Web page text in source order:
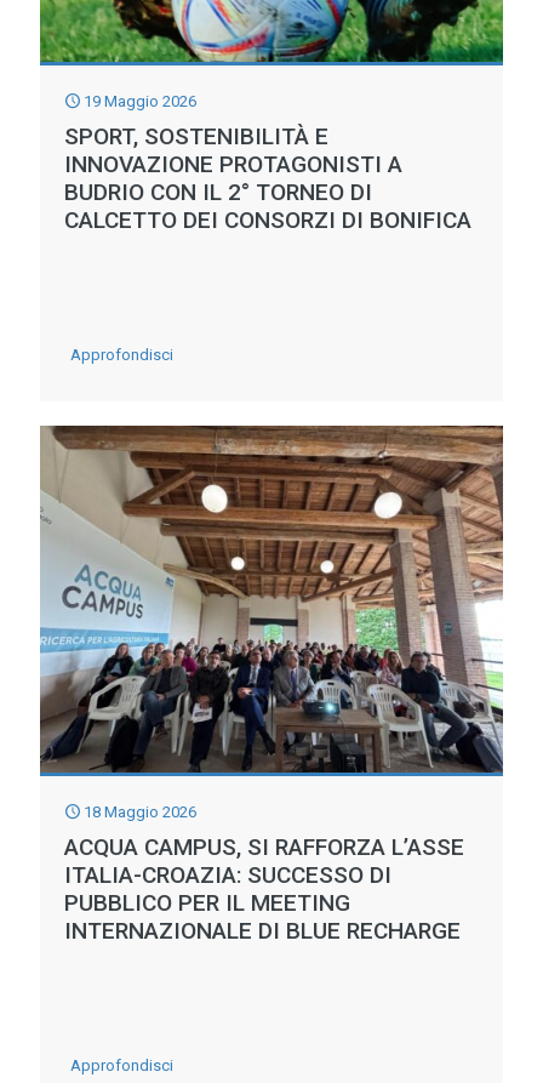
19 Maggio 2026
SPORT, SOSTENIBILITÀ E
INNOVAZIONE PROTAGONISTI A
BUDRIO CON IL 2° TORNEO DI
CALCETTO DEI CONSORZI DI BONIFICA
Approfondisci-
sostenibilità
e
innovazione
protagonisti
a
Budrio
con
il
2°
Torneo
Consorzi
di
18 Maggio 2026
ACQUA CAMPUS, SI RAFFORZA L’ASSE
ITALIA-CROAZIA: SUCCESSO DI
PUBBLICO PER IL MEETING
INTERNAZIONALE DI BLUE RECHARGE
Approfondisci-